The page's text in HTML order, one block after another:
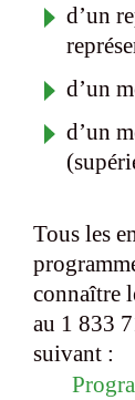
d’un
d’un
d’un
Tous les
connaître
au 1 833
suivant :